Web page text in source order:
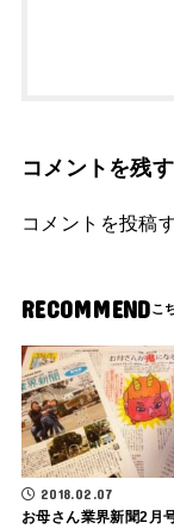
コメントを残す
コメントを投稿
RECOMMEND
2018.02.07
お母さん業界新聞2月